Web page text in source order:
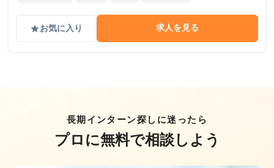
gradeお気に入り 求人を見る
長期インターン探しに迷ったら
プロに無料で相談しよう